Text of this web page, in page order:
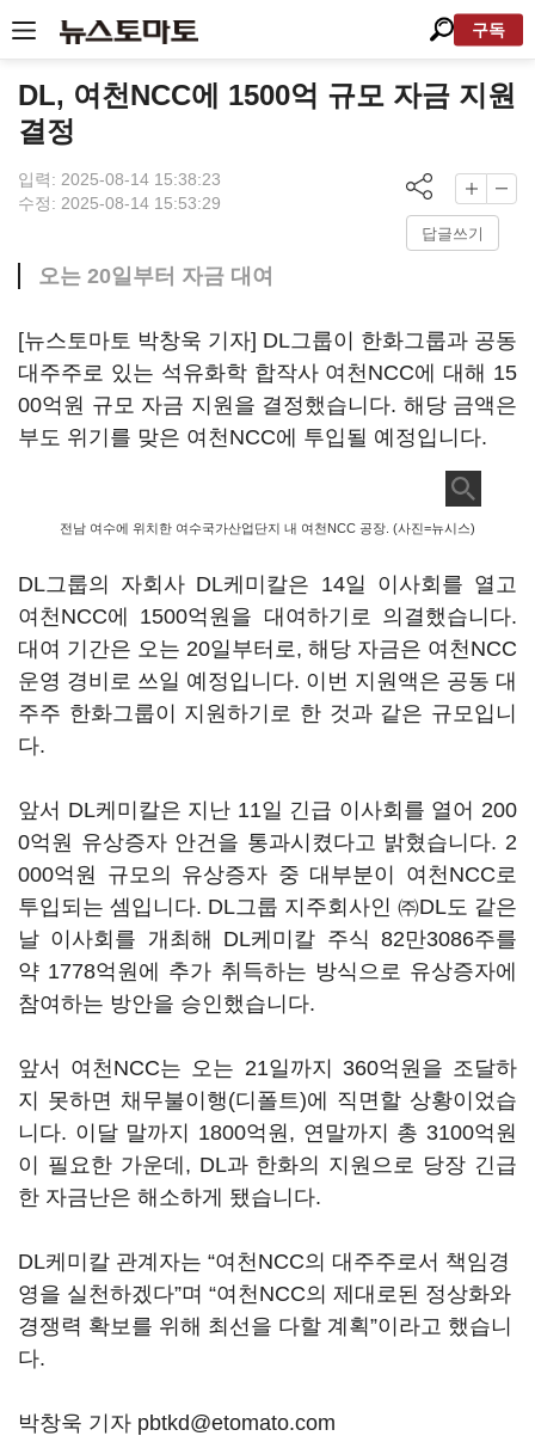
구독
DL, 여천NCC에 1500억 규모 자금 지원
결정
입력: 2025-08-14 15:38:23
수정: 2025-08-14 15:53:29
답글쓰기
오는 20일부터 자금 대여
[뉴스토마토 박창욱 기자] DL그룹이 한화그룹과 공동
대주주로 있는 석유화학 합작사 여천NCC에 대해 15
00억원 규모 자금 지원을 결정했습니다. 해당 금액은
부도 위기를 맞은 여천NCC에 투입될 예정입니다.
전남 여수에 위치한 여수국가산업단지 내 여천NCC 공장. (사진=뉴시스)
DL그룹의 자회사 DL케미칼은 14일 이사회를 열고
여천NCC에 1500억원을 대여하기로 의결했습니다.
대여 기간은 오는 20일부터로, 해당 자금은 여천NCC
운영 경비로 쓰일 예정입니다. 이번 지원액은 공동 대
주주 한화그룹이 지원하기로 한 것과 같은 규모입니
다.
앞서 DL케미칼은 지난 11일 긴급 이사회를 열어 200
0억원 유상증자 안건을 통과시켰다고 밝혔습니다. 2
000억원 규모의 유상증자 중 대부분이 여천NCC로
투입되는 셈입니다. DL그룹 지주회사인 ㈜DL도 같은
날 이사회를 개최해 DL케미칼 주식 82만3086주를
약 1778억원에 추가 취득하는 방식으로 유상증자에
참여하는 방안을 승인했습니다.
앞서 여천NCC는 오는 21일까지 360억원을 조달하
지 못하면 채무불이행(디폴트)에 직면할 상황이었습
니다. 이달 말까지 1800억원, 연말까지 총 3100억원
이 필요한 가운데, DL과 한화의 지원으로 당장 긴급
한 자금난은 해소하게 됐습니다.
DL케미칼 관계자는 “여천NCC의 대주주로서 책임경
영을 실천하겠다”며 “여천NCC의 제대로된 정상화와
경쟁력 확보를 위해 최선을 다할 계획”이라고 했습니
다.
박창욱 기자 pbtkd@etomato.com